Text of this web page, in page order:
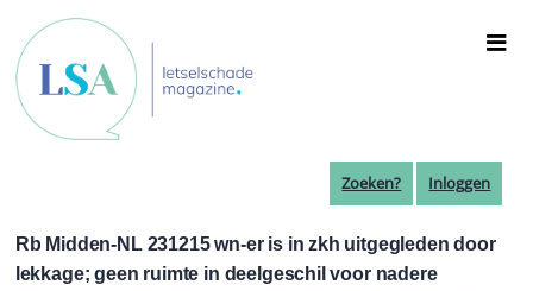
naar
de
inhoud
gaan
Zoeken? Inloggen
Rb Midden-NL 231215 wn-er is in zkh uitgegleden door
lekkage; geen ruimte in deelgeschil voor nadere